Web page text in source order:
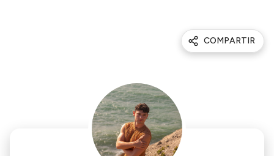
COMPARTIR